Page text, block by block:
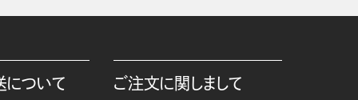
について ご注文に関しまして